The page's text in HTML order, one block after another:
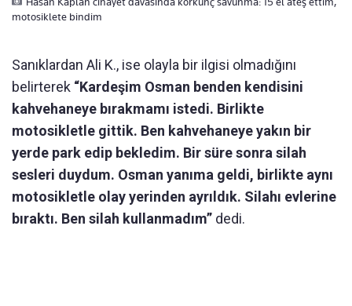
motosiklete bindim
Sanıklardan Ali K., ise olayla bir ilgisi olmadığını
belirterek “Kardeşim Osman benden kendisini
kahvehaneye bırakmamı istedi. Birlikte
motosikletle gittik. Ben kahvehaneye yakın bir
yerde park edip bekledim. Bir süre sonra silah
sesleri duydum. Osman yanıma geldi, birlikte aynı
motosikletle olay yerinden ayrıldık. Silahı evlerine
bıraktı. Ben silah kullanmadım” dedi.